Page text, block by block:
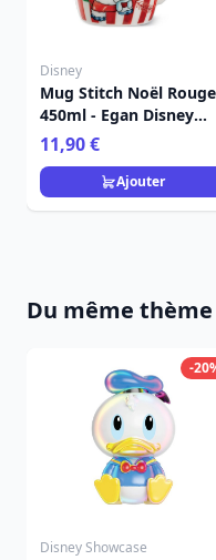
Disney
Mug Stitch Noël Rouge
450ml - Egan Disney
Home
11,90 €
Ajouter
Du même thème
-
Disney Showcase